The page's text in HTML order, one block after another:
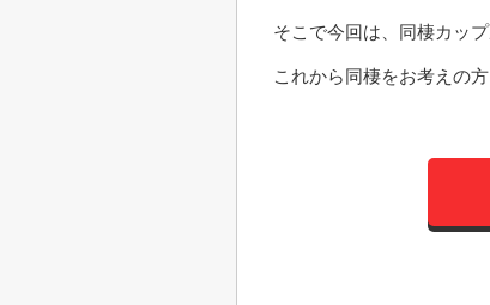
そこで今回は、同棲カッ
これから同棲をお考えの